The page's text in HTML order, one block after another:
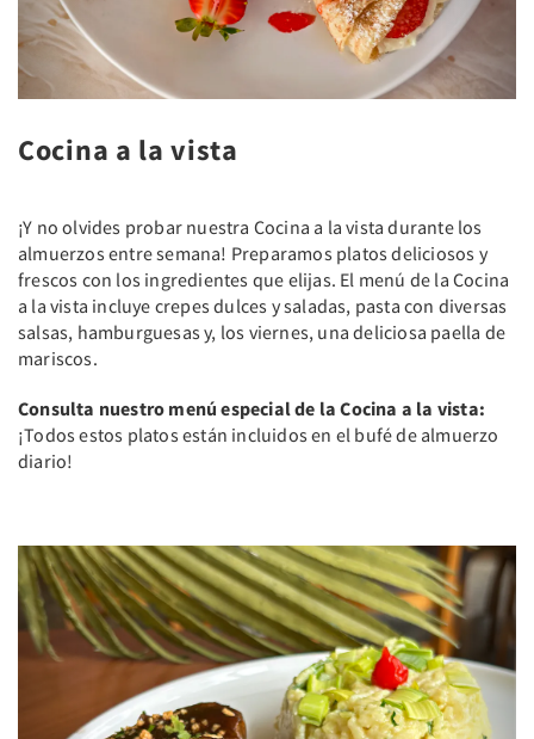
Cocina a la vista
¡Y no olvides probar nuestra Cocina a la vista durante los
almuerzos entre semana! Preparamos platos deliciosos y
frescos con los ingredientes que elijas. El menú de la Cocina
a la vista incluye crepes dulces y saladas, pasta con diversas
salsas, hamburguesas y, los viernes, una deliciosa paella de
mariscos.
Consulta nuestro menú especial de la Cocina a la vista:
¡Todos estos platos están incluidos en el bufé de almuerzo
diario!
Previous Next